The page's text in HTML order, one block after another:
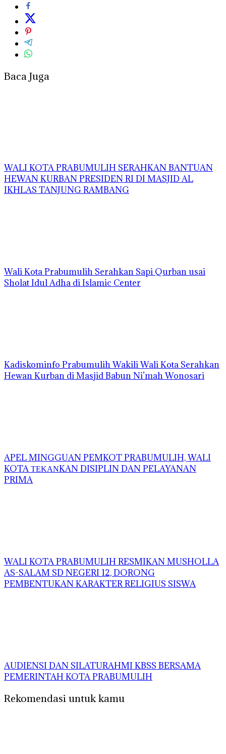
Baca Juga
WALI KOTA PRABUMULIH SERAHKAN BANTUAN
HEWAN KURBAN PRESIDEN RI DI MASJID AL
IKHLAS TANJUNG RAMBANG
Wali Kota Prabumulih Serahkan Sapi Qurban usai
Sholat Idul Adha di Islamic Center
Kadiskominfo Prabumulih Wakili Wali Kota Serahkan
Hewan Kurban di Masjid Babun Ni’mah Wonosari
APEL MINGGUAN PEMKOT PRABUMULIH, WALI
KOTA ΤΕΚΑΝKAN DISIPLIN DAN PELAYANAN
PRIMA
WALI KOTA PRABUMULIH RESMIKAN MUSHOLLA
AS-SALAM SD NEGERI 12, DORONG
PEMBENTUKAN KARAKTER RELIGIUS SISWA
AUDIENSI DAN SILATURAHMI KBSS BERSAMA
PEMERINTAH KOTA PRABUMULIH
Rekomendasi untuk kamu